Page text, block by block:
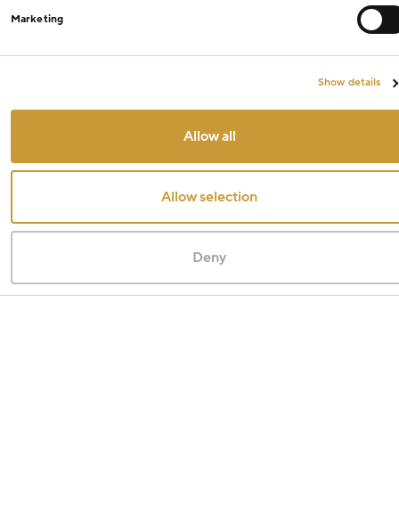
Marketing
Show details
Allow all
Allow selection
Deny